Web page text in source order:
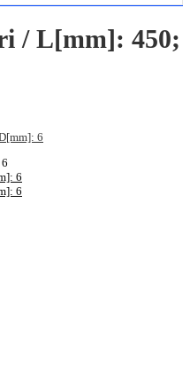
/ L[mm]: 450;
6